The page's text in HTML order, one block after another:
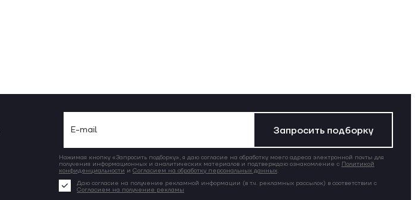
Запросить подборку
Нажимая кнопку «Запросить подборку», я даю согласие на обработку моего адреса электронной почты для
получения информационных и аналитических материалов и подтверждаю ознакомление с Политикой
конфиденциальности и Согласием на обработку персональных данных.
Даю согласие на получение рекламной информации (в т.ч. рекламных рассылок) в соответствии с
Согласием на получение рекламы